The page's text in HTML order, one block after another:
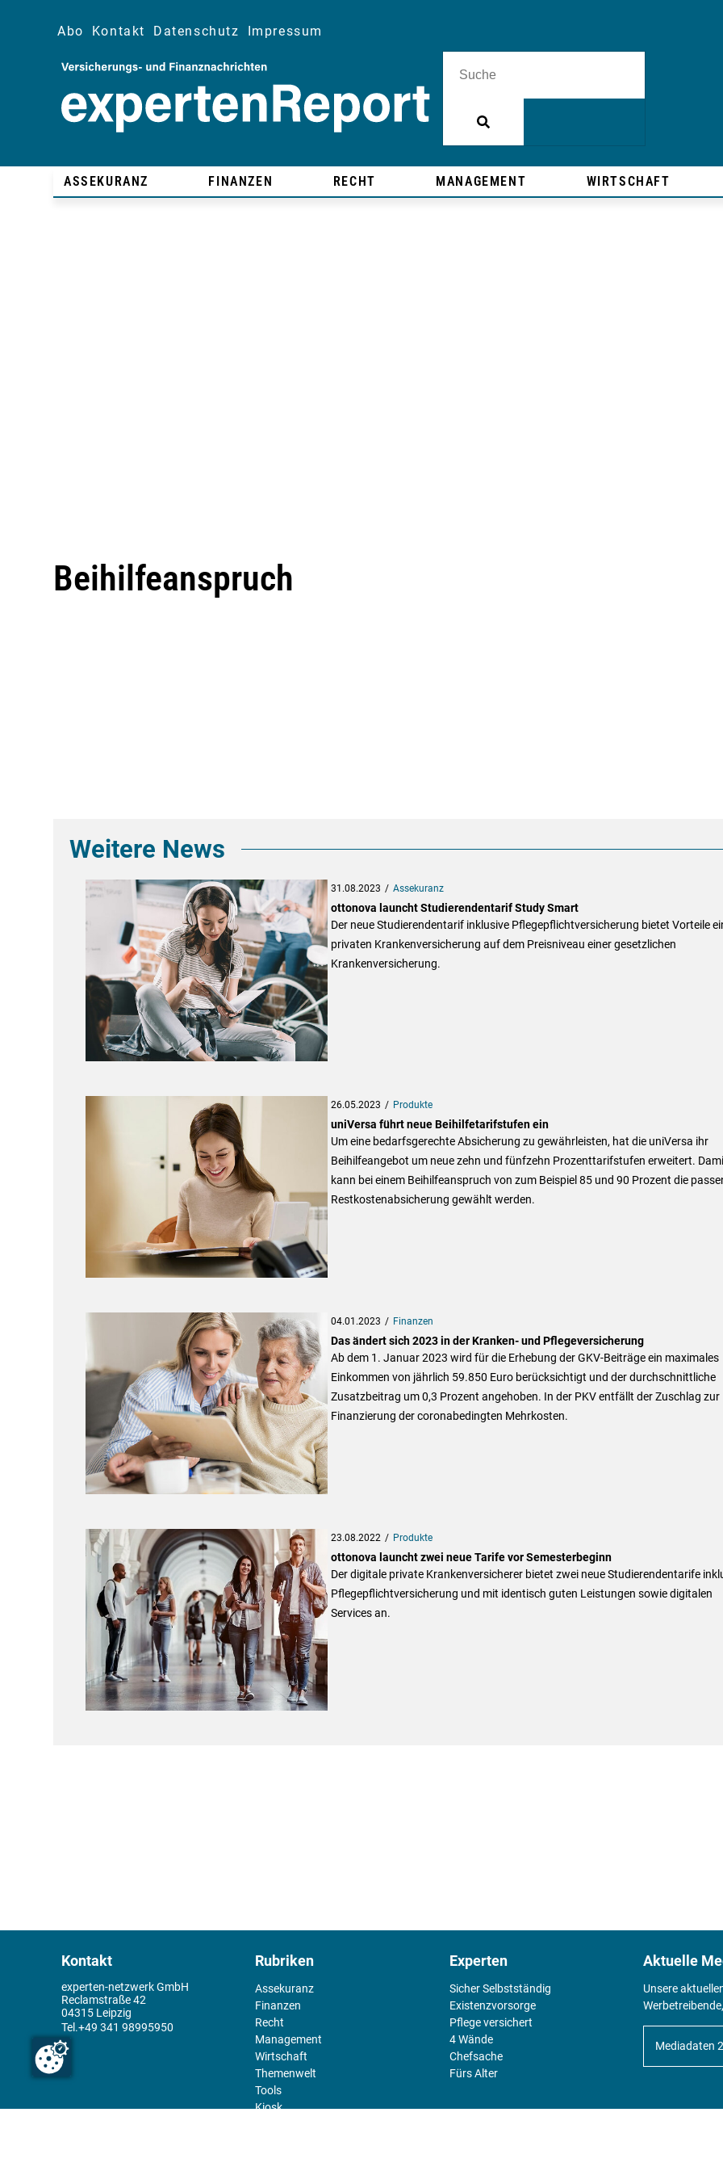
Abo Kontakt Datenschutz Impressum
ASSEKURANZ FINANZEN RECHT MANAGEMENT WIRTSCHAFT
Beihilfeanspruch
Weitere News
31.08.2023 Assekuranz
ottonova launcht Studierendentarif Study Smart
Der neue Studierendentarif inklusive Pflegepflichtversicherung bietet Vorteile
privaten Krankenversicherung auf dem Preisniveau einer gesetzlichen
Krankenversicherung.
26.05.2023 Produkte
uniVersa führt neue Beihilfetarifstufen ein
Um eine bedarfsgerechte Absicherung zu gewährleisten, hat die uniVersa ihr
Beihilfeangebot um neue zehn und fünfzehn Prozenttarifstufen erweitert.
kann bei einem Beihilfeanspruch von zum Beispiel 85 und 90 Prozent die
Restkostenabsicherung gewählt werden.
04.01.2023 Finanzen
Das ändert sich 2023 in der Kranken- und Pflegeversicherung
Ab dem 1. Januar 2023 wird für die Erhebung der GKV-Beiträge ein maximales
Einkommen von jährlich 59.850 Euro berücksichtigt und der durchschnittliche
Zusatzbeitrag um 0,3 Prozent angehoben. In der PKV entfällt der Zuschlag zur
Finanzierung der coronabedingten Mehrkosten.
23.08.2022 Produkte
ottonova launcht zwei neue Tarife vor Semesterbeginn
Der digitale private Krankenversicherer bietet zwei neue Studierendentarife
Pflegepflichtversicherung und mit identisch guten Leistungen sowie digitalen
Services an.
Kontakt
experten-netzwerk GmbH
Reclamstraße 42
04315 Leipzig
+49 341 98995950
Rubriken
Assekuranz
Finanzen
Recht
Management
Wirtschaft
Themenwelt
Tools
Kiosk
Experten
Sicher Selbstständig
Existenz­vorsorge
Pflege versichert
4 Wände
Chefsache
Fürs Alter
Aktuelle
Unsere
Mediadaten